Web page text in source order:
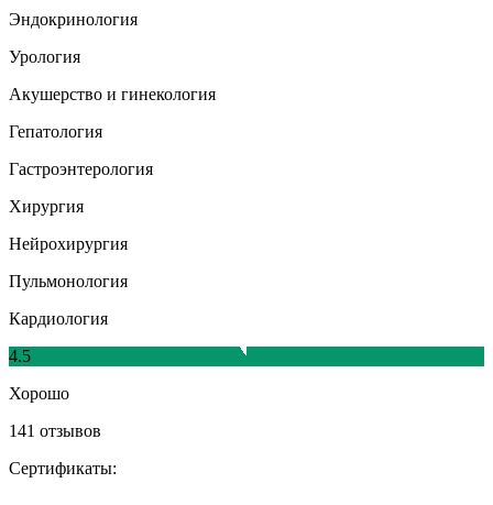
Эндокринология
Урология
Акушерство и гинекология
Гепатология
Гастроэнтерология
Хирургия
Нейрохирургия
Пульмонология
Кардиология
4.5
Хорошо
141 отзывов
Сертификаты: